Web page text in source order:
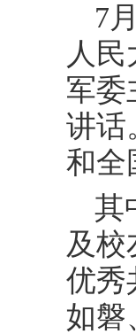
7
人
军委
讲话
和全
其
及校
优秀
如磐